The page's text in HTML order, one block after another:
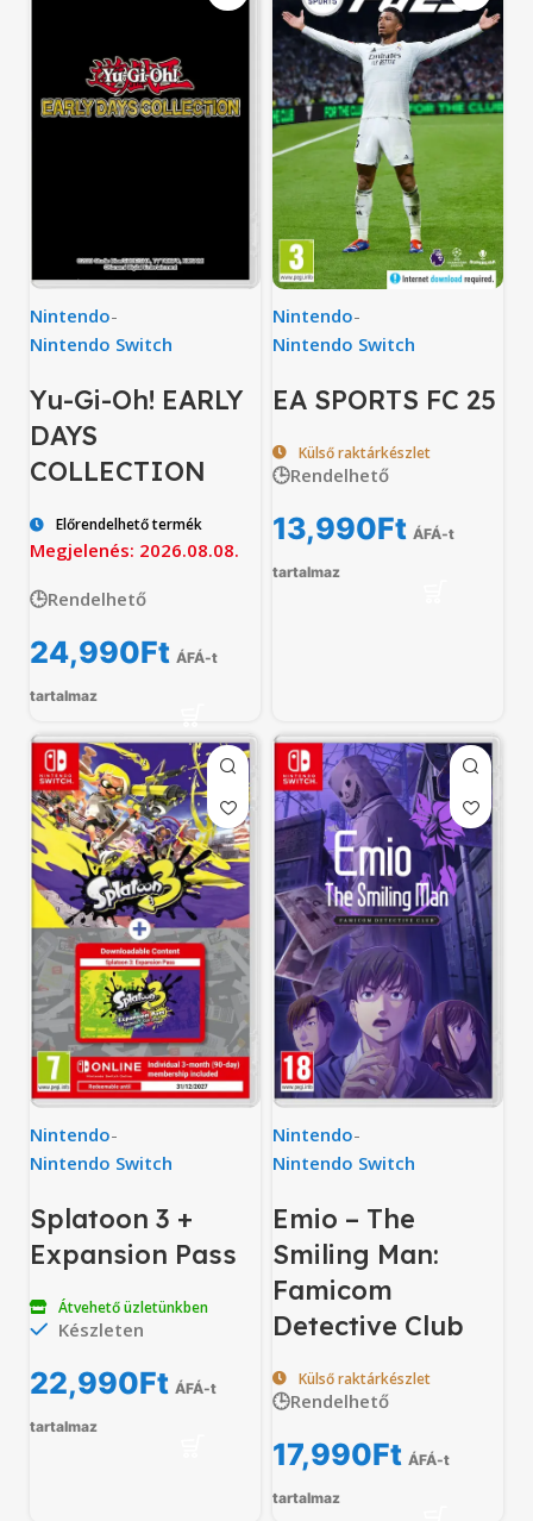
Nintendo-
Nintendo Switch
Yu-Gi-Oh! EARLY
DAYS
COLLECTION
Előrendelhető termék
Megjelenés: 2026.08.08.
🕒Rendelhető
24,990Ft ÁFÁ-t
tartalmaz
Nintendo-
Nintendo Switch
EA SPORTS FC 25
Külső raktárkészlet
🕒Rendelhető
13,990Ft ÁFÁ-t
tartalmaz
Nintendo-
Nintendo Switch
Splatoon 3 +
Expansion Pass
Átvehető üzletünkben
Készleten
22,990Ft ÁFÁ-t
tartalmaz
Nintendo-
Nintendo Switch
Emio – The
Smiling Man:
Famicom
Detective Club
Külső raktárkészlet
🕒Rendelhető
17,990Ft ÁFÁ-t
tartalmaz